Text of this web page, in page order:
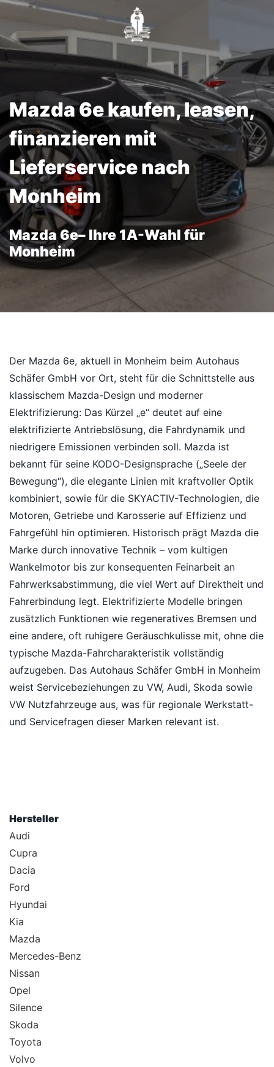
Mazda 6e kaufen, leasen,
finanzieren mit
Lieferservice nach
Monheim
Mazda 6e– Ihre 1A-Wahl für
Monheim
Der Mazda 6e, aktuell in Monheim beim Autohaus
Schäfer GmbH vor Ort, steht für die Schnittstelle aus
klassischem Mazda-Design und moderner
Elektrifizierung: Das Kürzel „e“ deutet auf eine
elektrifizierte Antriebslösung, die Fahrdynamik und
niedrigere Emissionen verbinden soll. Mazda ist
bekannt für seine KODO-Designsprache („Seele der
Bewegung“), die elegante Linien mit kraftvoller Optik
kombiniert, sowie für die SKYACTIV-Technologien, die
Motoren, Getriebe und Karosserie auf Effizienz und
Fahrgefühl hin optimieren. Historisch prägt Mazda die
Marke durch innovative Technik – vom kultigen
Wankelmotor bis zur konsequenten Feinarbeit an
Fahrwerksabstimmung, die viel Wert auf Direktheit und
Fahrerbindung legt. Elektrifizierte Modelle bringen
zusätzlich Funktionen wie regeneratives Bremsen und
eine andere, oft ruhigere Geräuschkulisse mit, ohne die
typische Mazda-Fahrcharakteristik vollständig
aufzugeben. Das Autohaus Schäfer GmbH in Monheim
weist Servicebeziehungen zu VW, Audi, Skoda sowie
VW Nutzfahrzeuge aus, was für regionale Werkstatt-
und Servicefragen dieser Marken relevant ist.
Hersteller
Audi
Cupra
Dacia
Ford
Hyundai
Kia
Mazda
Mercedes-Benz
Nissan
Opel
Silence
Skoda
Toyota
Volvo